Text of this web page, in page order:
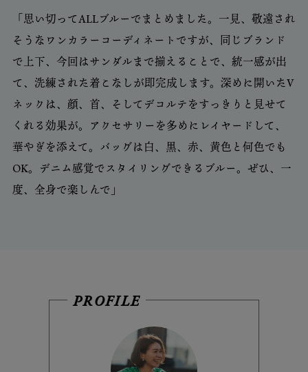
「思い切ってALLブルーでまとめました。一見、敬遠され
そうなワンカラーコーディネートですが、同じブランド
で上下、今回はサンダルまで揃えることで、統一感が出
て、洗練された着こなしが即完成します。深めに開いたV
ネックは、顔、首、そしてデコルテをすっきりと見せて
くれる効果が。アクセサリーを多めにレイヤードして、
華やぎを添えて。バッグは白、黒、赤、黄色と何色でも
OK。デニム感覚でスタイリングできるブルー。ぜひ、一
度、全身で楽しんで」
PROFILE